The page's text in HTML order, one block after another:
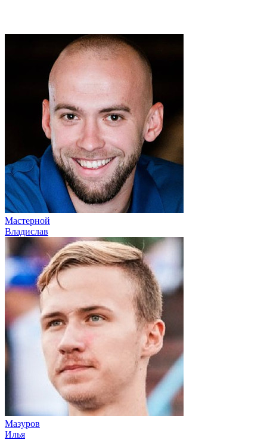
Мастерной
Владислав
Мазуров
Илья